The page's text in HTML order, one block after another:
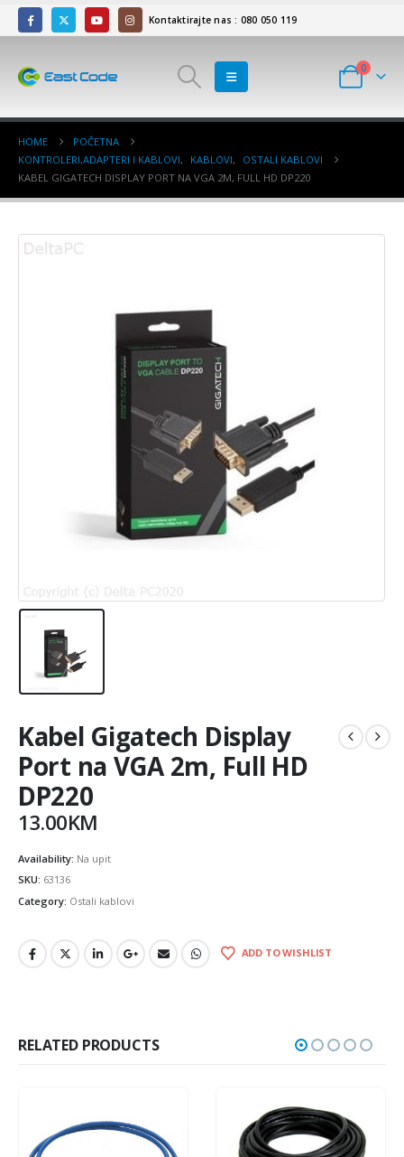
Kontaktirajte nas : 080 050 119
0
HOME
POČETNA
KONTROLERI,ADAPTERI I KABLOVI, KABLOVI,
OSTALI KABLOVI
KABEL GIGATECH DISPLAY PORT NA VGA 2M, FULL HD DP220
Kabel Gigatech Display
Port na VGA 2m, Full HD
DP220
13.00KM
Availability: Na upit
SKU: 63136
Category: Ostali kablovi
ADD TO WISHLIST
RELATED PRODUCTS